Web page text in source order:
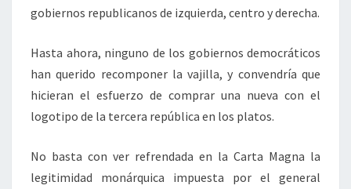
gobiernos republicanos de izquierda, centro y derecha.
Hasta ahora, ninguno de los gobiernos democráticos
han querido recomponer la vajilla, y convendría que
hicieran el esfuerzo de comprar una nueva con el
logotipo de la tercera república en los platos.
No basta con ver refrendada en la Carta Magna la
legitimidad monárquica impuesta por el general